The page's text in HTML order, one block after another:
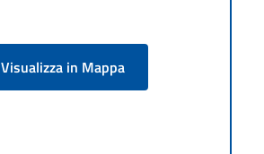
Visualizza in Mappa